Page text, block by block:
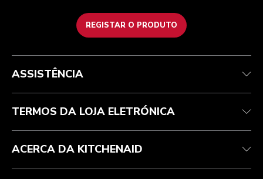
REGISTAR O PRODUTO
Health Check
Atendimento ao cliente
Acompanhar a sua encomenda
Garantia e documentos
Perguntas frequentes
Termos e condições
Envio e entrega
Devoluções e reembolsos
Marca
ODR
A marca
A nossa história
ASSISTÊNCIA
TERMOS DA LOJA ELETRÓNICA
ACERCA DA KITCHENAID